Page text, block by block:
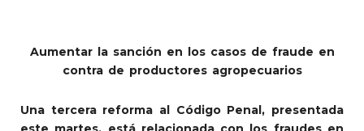
Aumentar la sanción en los casos de fraude en
contra de productores agropecuarios
Una tercera reforma al Código Penal, presentada